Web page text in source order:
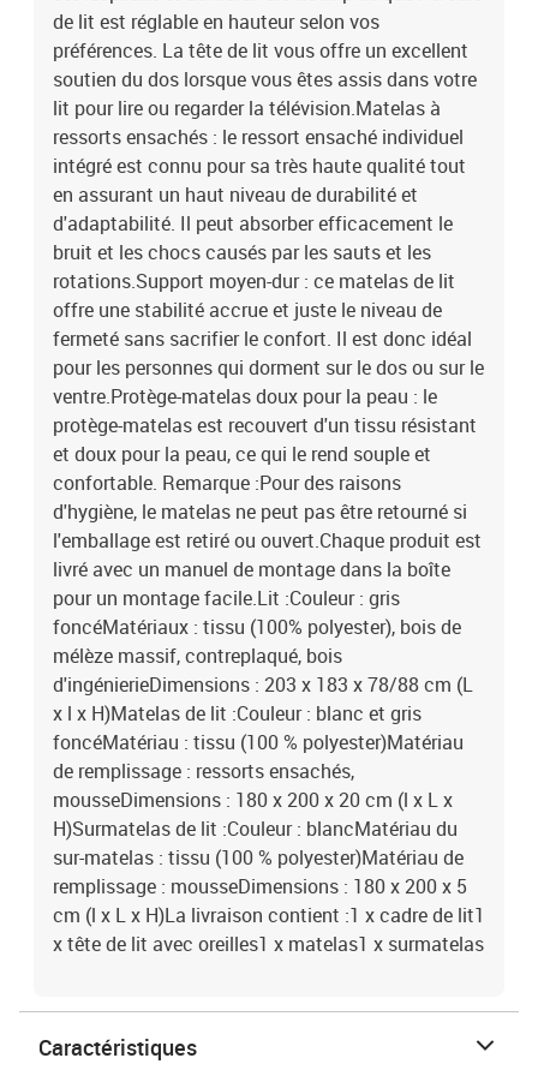
de lit est réglable en hauteur selon vos
préférences. La tête de lit vous offre un excellent
soutien du dos lorsque vous êtes assis dans votre
lit pour lire ou regarder la télévision.Matelas à
ressorts ensachés : le ressort ensaché individuel
intégré est connu pour sa très haute qualité tout
en assurant un haut niveau de durabilité et
d'adaptabilité. Il peut absorber efficacement le
bruit et les chocs causés par les sauts et les
rotations.Support moyen-dur : ce matelas de lit
offre une stabilité accrue et juste le niveau de
fermeté sans sacrifier le confort. Il est donc idéal
pour les personnes qui dorment sur le dos ou sur le
ventre.Protège-matelas doux pour la peau : le
protège-matelas est recouvert d'un tissu résistant
et doux pour la peau, ce qui le rend souple et
confortable. Remarque :Pour des raisons
d'hygiène, le matelas ne peut pas être retourné si
l'emballage est retiré ou ouvert.Chaque produit est
livré avec un manuel de montage dans la boîte
pour un montage facile.Lit :Couleur : gris
foncéMatériaux : tissu (100% polyester), bois de
mélèze massif, contreplaqué, bois
d'ingénierieDimensions : 203 x 183 x 78/88 cm (L
x l x H)Matelas de lit :Couleur : blanc et gris
foncéMatériau : tissu (100 % polyester)Matériau
de remplissage : ressorts ensachés,
mousseDimensions : 180 x 200 x 20 cm (l x L x
H)Surmatelas de lit :Couleur : blancMatériau du
sur-matelas : tissu (100 % polyester)Matériau de
remplissage : mousseDimensions : 180 x 200 x 5
cm (l x L x H)La livraison contient :1 x cadre de lit1
x tête de lit avec oreilles1 x matelas1 x surmatelas
Caractéristiques